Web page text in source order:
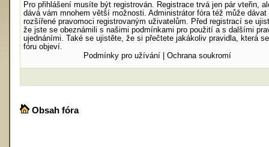
Pro přihlášení musíte být registrován. Registrace trvá jen pár vteřin,
dává vám mnohem větší možnosti. Administrátor fóra též může dávat
rozšířené pravomoci registrovaným uživatelům. Před registrací se
že jste se obeznámili s našimi podmínkami pro použití a s dalšími
ujednáními. Také se ujistěte, že si přečtete jakákoliv pravidla, která
fóru objeví.
Podmínky pro užívání
Ochrana soukromí
Obsah fóra